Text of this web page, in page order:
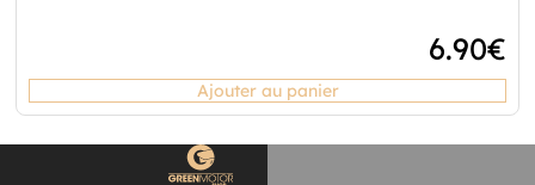
6.90€
Ajouter au panier